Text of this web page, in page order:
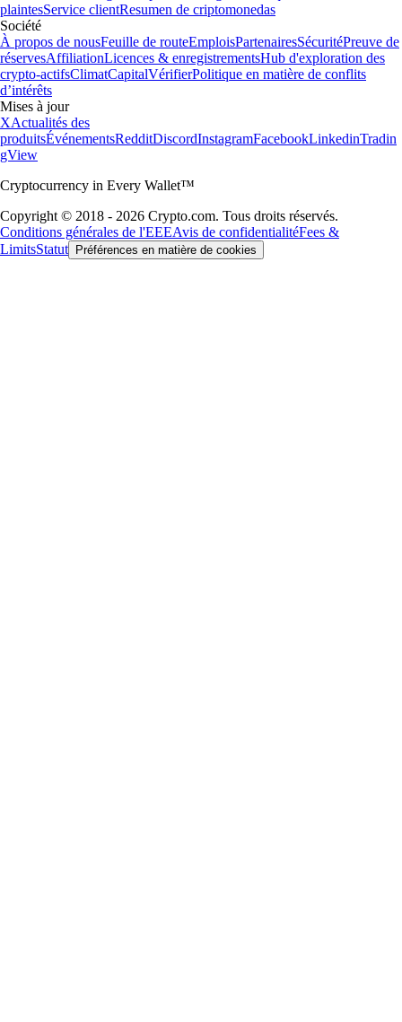
plaintesService clientResumen de criptomonedas
Société
À propos de nousFeuille de routeEmploisPartenairesSécuritéPreuve de
réservesAffiliationLicences & enregistrementsHub d'exploration des
crypto-actifsClimatCapitalVérifierPolitique en matière de conflits
d’intérêts
Mises à jour
XActualités des
produitsÉvénementsRedditDiscordInstagramFacebookLinkedinTradin
gView
Cryptocurrency in Every Wallet™
Copyright © 2018 - 2026 Crypto.com. Tous droits réservés.
Conditions générales de l'EEEAvis de confidentialitéFees &
LimitsStatut Préférences en matière de cookies